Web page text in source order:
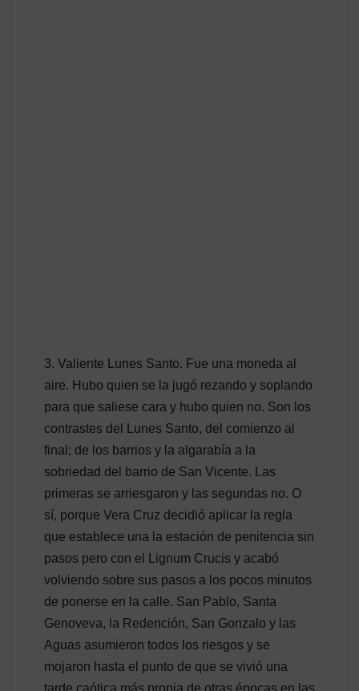
3. Valiente Lunes Santo. Fue una moneda al
aire. Hubo quien se la jugó rezando y soplando
para que saliese cara y hubo quien no. Son los
contrastes del Lunes Santo, del comienzo al
final; de los barrios y la algarabía a la
sobriedad del barrio de San Vicente. Las
primeras se arriesgaron y las segundas no. O
sí, porque Vera Cruz decidió aplicar la regla
que establece una la estación de penitencia sin
pasos pero con el Lignum Crucis y acabó
volviendo sobre sus pasos a los pocos minutos
de ponerse en la calle. San Pablo, Santa
Genoveva, la Redención, San Gonzalo y las
Aguas asumieron todos los riesgos y se
mojaron hasta el punto de que se vivió una
tarde caótica más propia de otras épocas en las